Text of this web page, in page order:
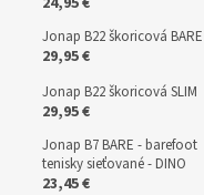
Jonap B22 škoricová BARE
29,95 €
Jonap B22 škoricová SLIM
29,95 €
Jonap B7 BARE - barefoot
tenisky sieťované - DINO
23,45 €